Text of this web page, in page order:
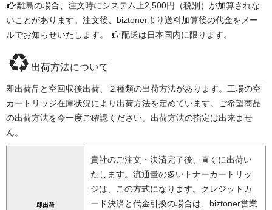
離島の場合、注文時にシステム上2,500円（税別）が加算されな
いことがあります。注文後、biztonerより送料加算後の代金をメー
ルでお知らせいたします。
配送は日本国内に限ります。
出荷方法について
即出荷品と空回収後出荷、２種類の出荷方法があります。工場の空
カートリッジ在庫状況により出荷方法を定めています。ご希望商品
の出荷方法を今一度ご確認ください。出荷方法の指定は出来ませ
ん。
貴社のご注文・決済完了後、直ぐに出荷い
たします。流通量の多いトナーカートリッ
ジは、この方式になります。クレジットカ
ード決済と代金引換の場合は、biztoner営業